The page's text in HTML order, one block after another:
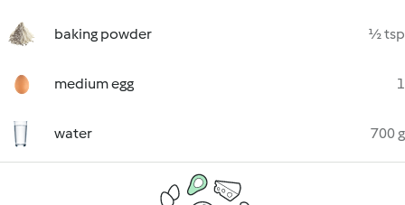
baking powder ½ tsp
medium egg 1
water 700 g